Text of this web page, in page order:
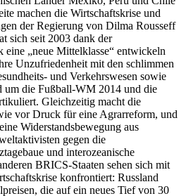
machen die Wirtschaftskrise und
der Regierung von Dilma Rousseff
sich seit 2003 dank der
eine „neue Mittelklasse“ entwickeln
Unzufriedenheit mit den schlimmen
und Verkehrswesen sowie
um die Fußball-WM 2014 und die
Gleichzeitig macht die
vor Druck für eine Agrarreform, und
Widerstandsbewegung aus
gegen die
und interozeanische
BRICS-Staaten sehen sich mit
konfrontiert: Russland
die auf ein neues Tief von 30